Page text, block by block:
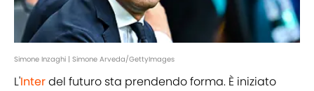
Simone Inzaghi | Simone Arveda/GettyImages
L'Interdel futuro sta prendendo forma. È iniziato